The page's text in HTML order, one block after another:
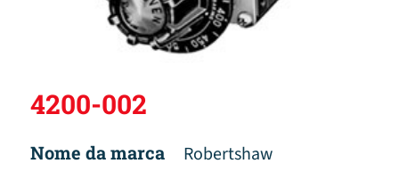
4200-002
Nome da marca
Robertshaw